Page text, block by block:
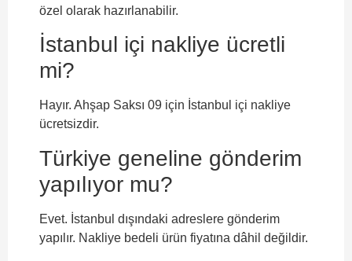
özel olarak hazırlanabilir.
İstanbul içi nakliye ücretli
mi?
Hayır. Ahşap Saksı 09 için İstanbul içi nakliye
ücretsizdir.
Türkiye geneline gönderim
yapılıyor mu?
Evet. İstanbul dışındaki adreslere gönderim
yapılır. Nakliye bedeli ürün fiyatına dâhil değildir.